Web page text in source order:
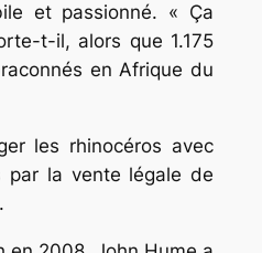
et passionné. « Ça
t-il, alors que 1.175
en Afrique du
les rhinocéros avec
par la vente légale de